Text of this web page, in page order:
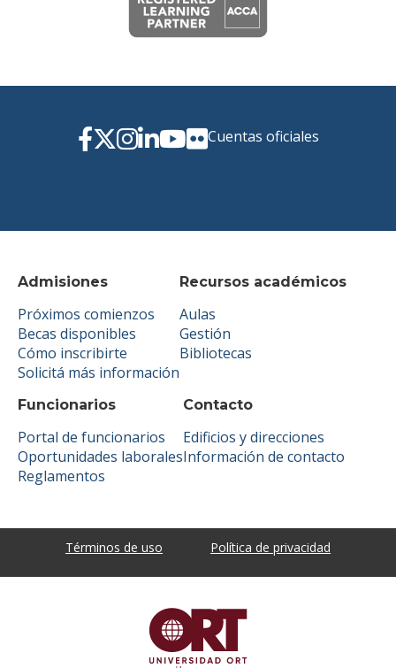
Admisiones
Próximos comienzos
Becas disponibles
Cómo inscribirte
Solicitá más información
Recursos académicos
Aulas
Gestión
Bibliotecas
Funcionarios
Portal de funcionarios
Oportunidades laborales
Reglamentos
Contacto
Edificios y direcciones
Información de contacto
Cuentas oficiales
Términos de uso Política de privacidad